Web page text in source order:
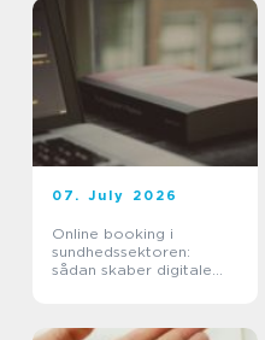
07. July 2026
Online booking i
sundhedssektoren:
sådan skaber digitale